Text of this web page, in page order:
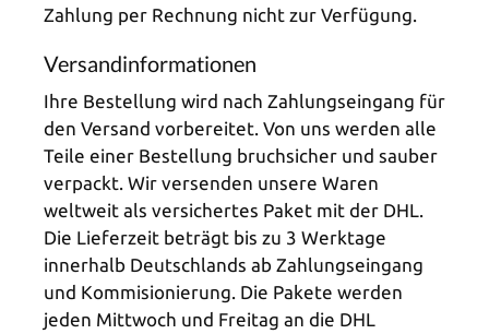
Zahlung per Rechnung nicht zur Verfügung.
Versandinformationen
Ihre Bestellung wird nach Zahlungseingang für
den Versand vorbereitet. Von uns werden alle
Teile einer Bestellung bruchsicher und sauber
verpackt. Wir versenden unsere Waren
weltweit als versichertes Paket mit der DHL.
Die Lieferzeit beträgt bis zu 3 Werktage
innerhalb Deutschlands ab Zahlungseingang
und Kommisionierung. Die Pakete werden
jeden Mittwoch und Freitag an die DHL